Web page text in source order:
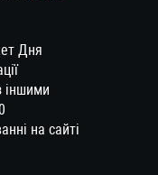
Дня
іншими
на сайті